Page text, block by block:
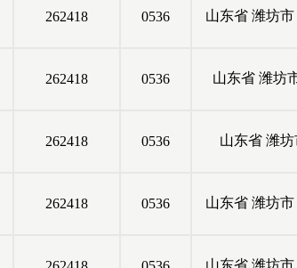
262418 0536 山东省 潍坊市
262418 0536 山东省 潍坊
262418 0536 山东省 潍坊
262418 0536 山东省 潍坊市
山东省 潍坊市